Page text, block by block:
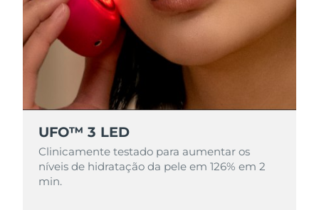
UFO™ 3 LED
Clinicamente testado para aumentar os
níveis de hidratação da pele em 126% em 2
min.
Singapura Entrega prevista 8/13/26
Eslováquia Entrega prevista
Eslovênia
África do Sul
Coreia do Sul